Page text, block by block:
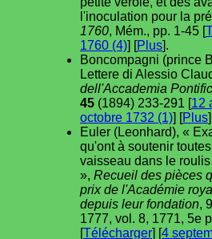
l'inoculation pour la
1760, Mém., pp. 1-45 [
1760 (4)] [Plus].
Boncompagni (prince
Lettere di Alessio
dell'Accademia
45 (1894) 233-291 [12
octobre 1732 (1)] [Plus
Euler (Leonhard), «
qu'ont à soutenir
vaisseau dans le
», Recueil des pièces
prix de l'Académie
depuis leur fondation,
1777, vol. 8, 1771, 5e
[Télécharger] [4